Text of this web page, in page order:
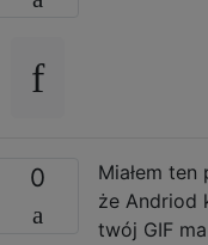
0
Miałem
że Andriod
twój GIF